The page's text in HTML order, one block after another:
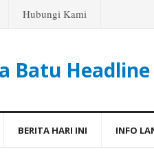
Hubungi Kami
Batu
BERITA HARI INI INFO